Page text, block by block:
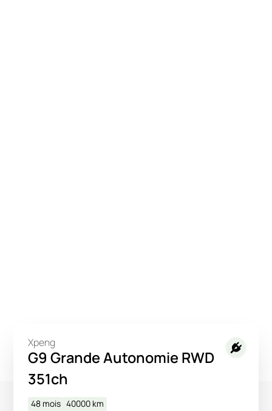
Xpeng
G9 Grande Autonomie RWD
351ch
48 mois 40000 km